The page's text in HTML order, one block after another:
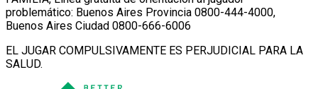
problemático: Buenos Aires Provincia 0800-444-4000,
Buenos Aires Ciudad 0800-666-6006
EL JUGAR COMPULSIVAMENTE ES PERJUDICIAL PARA LA
SALUD.